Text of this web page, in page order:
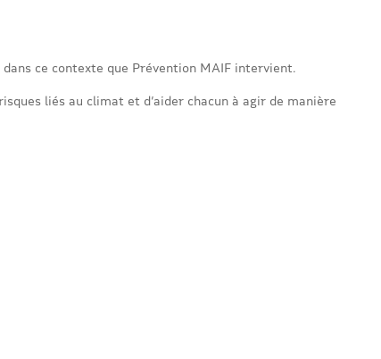
ce contexte que Prévention MAIF intervient.
liés au climat et d’aider chacun à agir de manière